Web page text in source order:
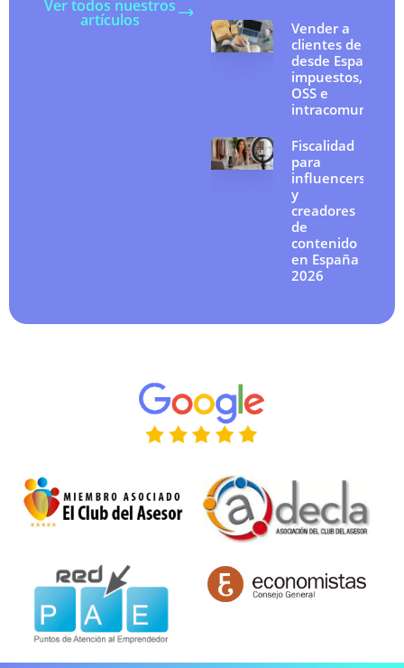
Ver todos nuestros
artículos
Vender a
clientes de la UE
desde España:
impuestos, IVA
OSS e
intracomunitario
Fiscalidad
para
influencers
y
creadores
de
contenido
en España
2026